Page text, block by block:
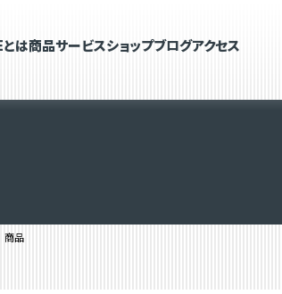
は商品サービスショップブログアクセス
商品